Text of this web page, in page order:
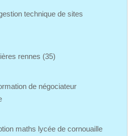
technique de sites
rennes (35)
de négociateur
maths lycée de cornouaille